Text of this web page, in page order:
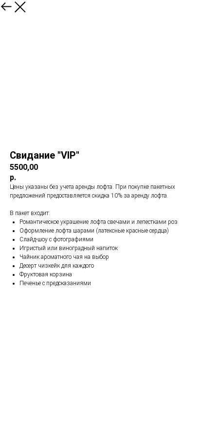
Свидание "VIP"
5500,00
р.
Цены указаны без учета аренды лофта. При покупке пакетных
предложений предоставляется скидка 10% за аренду лофта.
В пакет входит:
Романтическое украшение лофта свечами и лепестками роз
Оформление лофта шарами (латексные красные сердца)
Слайд-шоу с фотографиями
Игристый или виноградный напиток
Чайник ароматного чая на выбор
Десерт чизкейк для каждого
Фруктовая корзина
Печенье с предсказаниями